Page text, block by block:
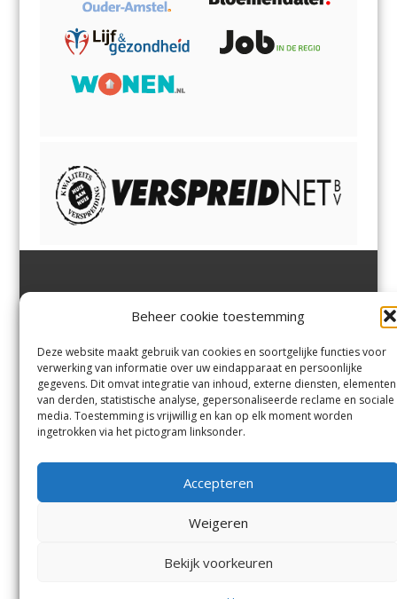
Beheer cookie toestemming
Deze website maakt gebruik van cookies en soortgelijke functies voor
verwerking van informatie over uw eindapparaat en persoonlijke
gegevens. Dit omvat integratie van inhoud, externe diensten, elementen
van derden, statistische analyse, gepersonaliseerde reclame en sociale
media. Toestemming is vrijwillig en kan op elk moment worden
ingetrokken via het pictogram linksonder.
Accepteren
Weigeren
Bekijk voorkeuren
Margadantstraat 34
0255-533900
info@jutter.nlofinfo@hofgee
st.nl
Velserbroek,Velsen-Zuid,
Zuid,Driehuisen
Spaarnwoude.
Contact
Andere uitgaven
Voorwaarden
© Kennemerland Pers B.V.